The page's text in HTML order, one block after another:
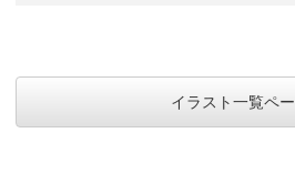
イラスト一覧ペ